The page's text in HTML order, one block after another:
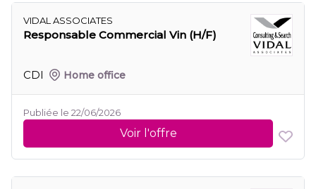
VIDAL ASSOCIATES
Responsable Commercial Vin (H/F)
CDI Home office
Publiée le 22/06/2026
Voir l'offre